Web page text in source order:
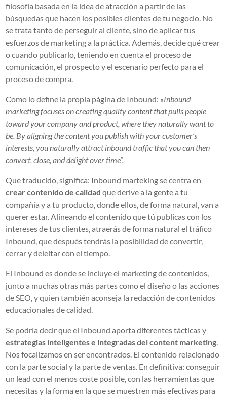
filosofía basada en la idea de atracción a partir de las
búsquedas que hacen los posibles clientes de tu negocio. No
se trata tanto de perseguir al cliente, sino de aplicar tus
esfuerzos de marketing a la práctica. Además, decide qué crear
o cuando publicarlo, teniendo en cuenta el proceso de
comunicación, el prospecto y el escenario perfecto para el
proceso de compra.
Como lo define la propia página de Inbound: «Inbound
marketing focuses on creating quality content that pulls people
toward your company and product, where they naturally want to
be. By aligning the content you publish with your customer’s
interests, you naturally attract inbound traffic that you can then
convert, close, and delight over time”.
Que traducido, significa: Inbound marteking se centra en
crear contenido de calidad que derive a la gente a tu
compañía y a tu producto, donde ellos, de forma natural, van a
querer estar. Alineando el contenido que tú publicas con los
intereses de tus clientes, atraerás de forma natural el tráfico
Inbound, que después tendrás la posibilidad de convertir,
cerrar y deleitar con el tiempo.
El Inbound es donde se incluye el marketing de contenidos,
junto a muchas otras más partes como el diseño o las acciones
de SEO, y quien también aconseja la redacción de contenidos
educacionales de calidad.
Se podría decir que el Inbound aporta diferentes tácticas y
estrategias inteligentes e integradas del content marketing
Nos focalizamos en ser encontrados. El contenido relacionado
con la parte social y la parte de ventas. En definitiva: conseguir
un lead con el menos coste posible, con las herramientas que
necesitas y la forma en la que se muestren más efectivas para